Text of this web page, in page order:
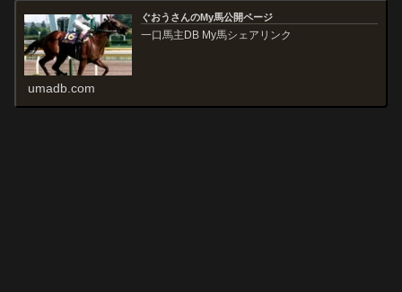
ぐおうさんのMy馬公開ページ
一口馬主DB My馬シェアリンク
umadb.com